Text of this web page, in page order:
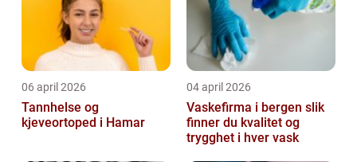
06 april 2026
Tannhelse og
kjeveortoped i Hamar
04 april 2026
Vaskefirma i bergen slik
finner du kvalitet og
trygghet i hver vask